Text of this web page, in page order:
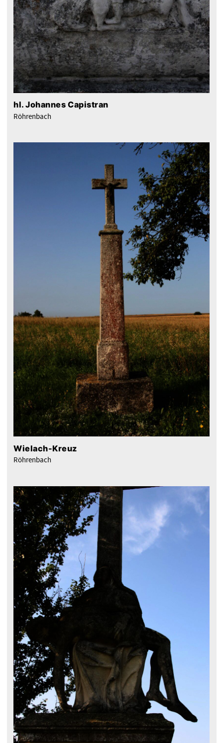
hl. Johannes Capistran
Röhrenbach
Wielach-Kreuz
Röhrenbach